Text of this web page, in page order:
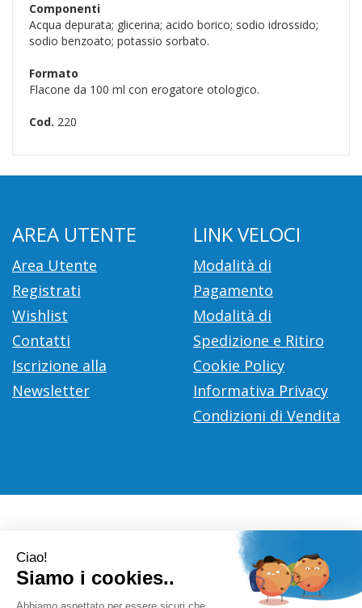
Componenti
Acqua depurata; glicerina; acido borico; sodio idrossido;
sodio benzoato; potassio sorbato.
Formato
Flacone da 100 ml con erogatore otologico.
Cod. 220
AREA UTENTE
Area Utente
Registrati
Wishlist
Contatti
Iscrizione alla
Newsletter
LINK VELOCI
Modalità di
Pagamento
Modalità di
Spedizione e Ritiro
Cookie Policy
Informativa Privacy
Condizioni di Vendita
Farmacia Città D'Europa Dr. Leonardo Gaoni- V.le Città
d'Europa, 700 00144 Roma (RM)
info@farmace.it
Tel.: 065290252
| P.Iva: 09281581000 |
Numero R.E.A.: 1176469